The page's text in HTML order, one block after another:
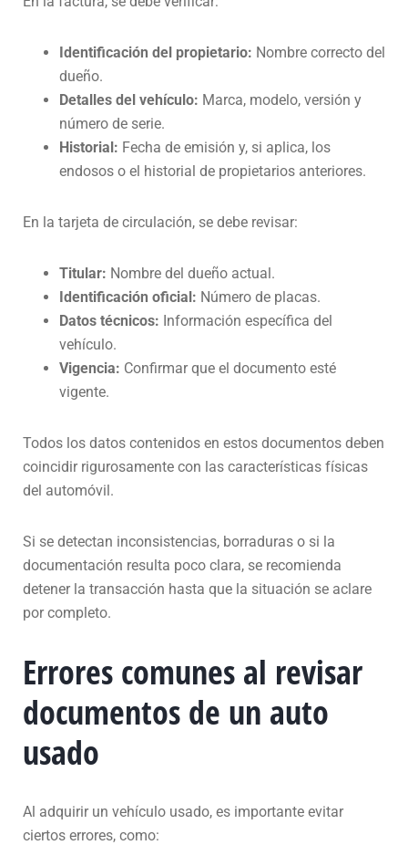
Identificación del propietario: Nombre correcto del
dueño.
Detalles del vehículo: Marca, modelo, versión y
número de serie.
Historial: Fecha de emisión y, si aplica, los
endosos o el historial de propietarios anteriores.
En la tarjeta de circulación, se debe revisar:
Titular: Nombre del dueño actual.
Identificación oficial: Número de placas.
Datos técnicos: Información específica del
vehículo.
Vigencia: Confirmar que el documento esté
vigente.
Todos los datos contenidos en estos documentos deben
coincidir rigurosamente con las características físicas
del automóvil.
Si se detectan inconsistencias, borraduras o si la
documentación resulta poco clara, se recomienda
detener la transacción hasta que la situación se aclare
por completo.
Errores comunes al revisar
documentos de un auto
usado
Al adquirir un vehículo usado, es importante evitar
ciertos errores, como: